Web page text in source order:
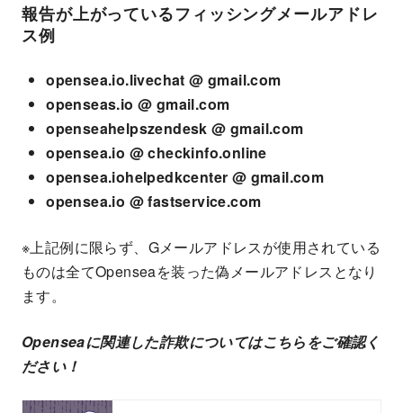
報告が上がっているフィッシングメールアドレ
ス例
opensea.io.livechat @ gmail.com
openseas.io @ gmail.com
openseahelpszendesk @ gmail.com
opensea.io @ checkinfo.online
opensea.iohelpedkcenter @ gmail.com
opensea.io @ fastservice.com
※上記例に限らず、Gメールアドレスが使用されている
ものは全てOpenseaを装った偽メールアドレスとなり
ます。
Openseaに関連した詐欺についてはこちらをご確認く
ださい！